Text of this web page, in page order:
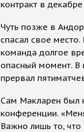
контракт в
Чуть позже в
спасал свое
команда долгое
опасный момент. В
прервал
Сам Макларен был
конференции.
Важно лишь то,